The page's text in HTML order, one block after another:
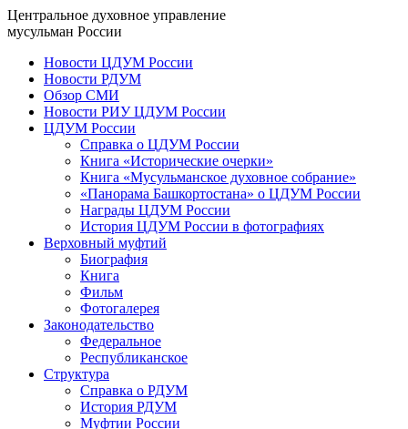
Центральное духовное управление
мусульман России
Новости ЦДУМ России
Новости РДУМ
Обзор СМИ
Новости РИУ ЦДУМ России
ЦДУМ России
Справка о ЦДУМ России
Книга «Исторические очерки»
Книга «Мусульманское духовное собрание»
«Панорама Башкортостана» о ЦДУМ России
Награды ЦДУМ России
История ЦДУМ России в фотографиях
Верховный муфтий
Биография
Книга
Фильм
Фотогалерея
Законодательство
Федеральное
Республиканское
Структура
Справка о РДУМ
История РДУМ
Муфтии России